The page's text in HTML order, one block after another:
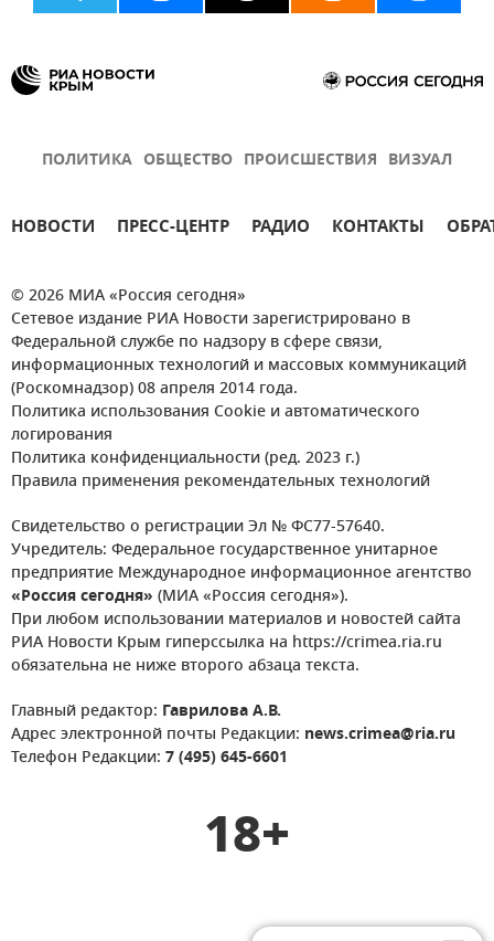
ПОЛИТИКА ОБЩЕСТВО ПРОИСШЕСТВИЯ ВИЗУАЛ
НОВОСТИ ПРЕСС-ЦЕНТР РАДИО КОНТАКТЫ
© 2026 МИА «Россия сегодня»
Сетевое издание РИА Новости зарегистрировано в
Федеральной службе по надзору в сфере связи,
информационных технологий и массовых коммуникаций
(Роскомнадзор) 08 апреля 2014 года.
Политика использования Cookie и автоматического
логирования
Политика конфиденциальности (ред. 2023 г.)
Правила применения рекомендательных технологий
Свидетельство о регистрации Эл № ФС77-57640.
Учредитель: Федеральное государственное унитарное
предприятие Международное информационное агентство
«Россия сегодня» (МИА «Россия сегодня»).
При любом использовании материалов и новостей сайта
РИА Новости Крым гиперссылка на https://crimea.ria.ru
обязательна не ниже второго абзаца текста.
Главный редактор: Гаврилова А.В.
Адрес электронной почты Редакции: news.crimea@ria.ru
Телефон Редакции: 7 (495) 645-6601
18+